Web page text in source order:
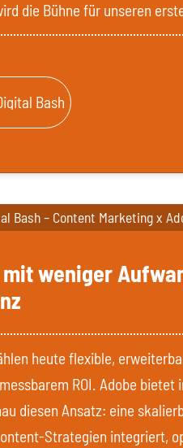
die Bühne für unseren
Bash
Bash – Content Marketing x
weniger
heute flexible,
ROI. Adobe
diesen Ansatz: eine
Strategien integriert,